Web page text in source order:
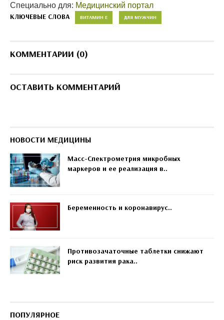
Специально для: Медицинский портал
КЛЮЧЕВЫЕ СЛОВА ВИТАМИН Е ДЛЯ МУЖЧИН
КОММЕНТАРИИ (0)
ОСТАВИТЬ КОММЕНТАРИЙ
НОВОСТИ МЕДИЦИНЫ
Масс-Спектрометрия микробных
маркеров и ее реализация в..
Беременность и коронавирус..
Противозачаточные таблетки снижают
риск развития рака..
ПОПУЛЯРНОЕ